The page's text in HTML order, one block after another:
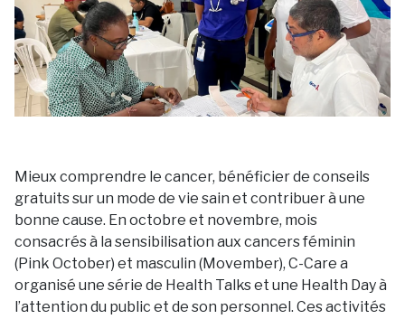
Mieux comprendre le cancer, bénéficier de conseils
gratuits sur un mode de vie sain et contribuer à une
bonne cause. En octobre et novembre, mois
consacrés à la sensibilisation aux cancers féminin
(Pink October) et masculin (Movember), C-Care a
organisé une série de Health Talks et une Health Day à
l’attention du public et de son personnel. Ces activités